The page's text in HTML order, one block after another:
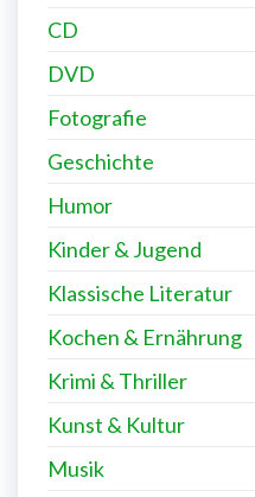
CD
DVD
Fotografie
Geschichte
Humor
Kinder & Jugend
Klassische Literatur
Kochen & Ernährung
Krimi & Thriller
Kunst & Kultur
Musik